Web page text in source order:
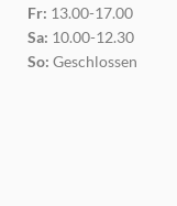
Fr: 13.00-17.00
Sa: 10.00-12.30
So: Geschlossen